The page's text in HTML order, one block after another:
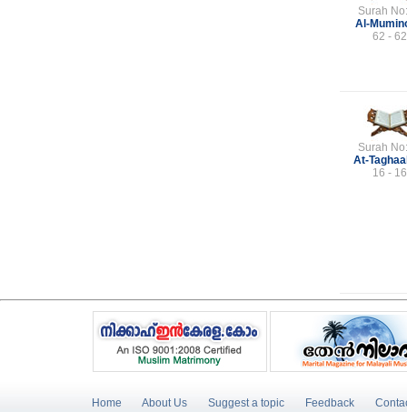
Surah
Al-
62 - 62
Surah
At-
16 - 16
Home About Us Suggest a topic Feedback